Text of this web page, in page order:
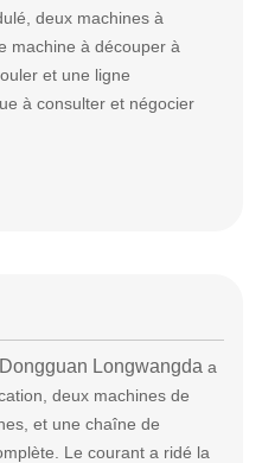
deux machines à
machine à découper à
et une ligne
à consulter et négocier
Longwangda a
deux machines de
et une chaîne de
Le courant a ridé la